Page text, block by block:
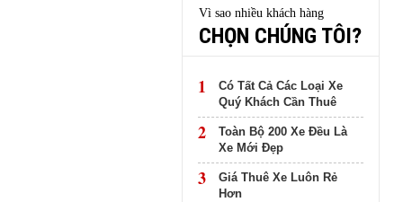
GIA BẾN EN
THANH HÓA
Vì sao nhiều khách hàng
CHỌN CHÚNG TÔI?
1
Có Tất Cả Các Loại Xe
Quý Khách Cần Thuê
2
Toàn Bộ 200 Xe Đều Là
Xe Mới Đẹp
3
Giá Thuê Xe Luôn Rẻ
Hơn